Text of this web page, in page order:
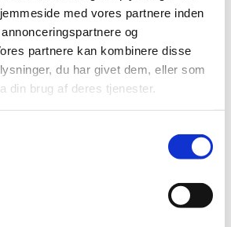
med vores partnere inden
og
partnere kan kombinere disse
du har givet dem, eller som
din brug af deres tjenester.